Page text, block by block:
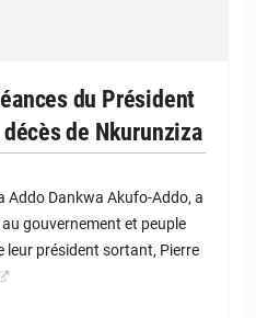
du Président
de Nkurunziza
Addo Dankwa Akufo-Addo, a
gouvernement et peuple
leur président sortant, Pierre